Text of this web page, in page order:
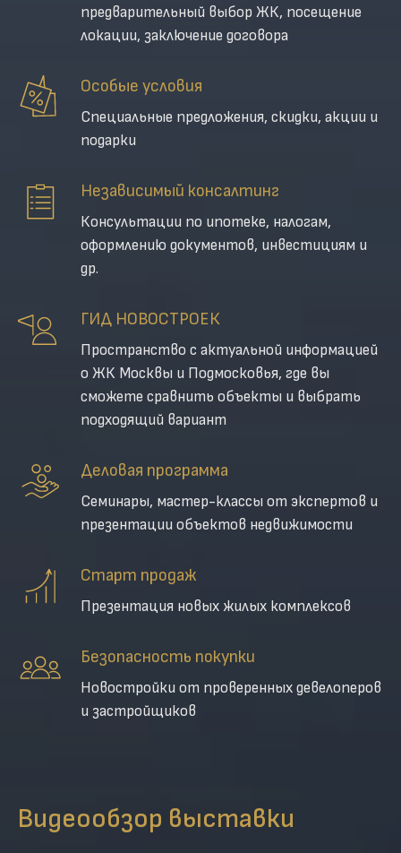
предварительный выбор ЖК, посещение
локации, заключение договора
Особые условия
Специальные предложения, скидки, акции и
подарки
Независимый консалтинг
Консультации по ипотеке, налогам,
оформлению документов, инвестициям и
др.
ГИД НОВОСТРОЕК
Пространство с актуальной информацией
о ЖК Москвы и Подмосковья, где вы
сможете сравнить объекты и выбрать
подходящий вариант
Деловая программа
Семинары, мастер-классы от экспертов и
презентации объектов недвижимости
Старт продаж
Презентация новых жилых комплексов
Безопасность покупки
Новостройки от проверенных девелоперов
и застройщиков
Видеообзор выставки